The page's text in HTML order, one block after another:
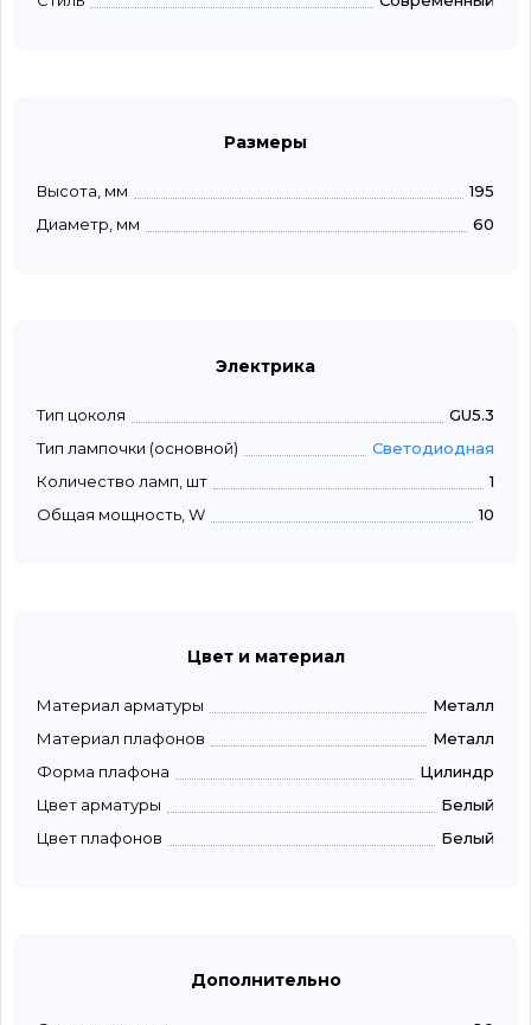
Размеры
Высота, мм
195
Диаметр, мм
60
Электрика
Тип цоколя
GU5.3
Тип лампочки (основной)
Светодиодная
Количество ламп, шт
1
Общая мощность, W
10
Цвет и материал
Материал арматуры
Металл
Материал плафонов
Металл
Форма плафона
Цилиндр
Цвет арматуры
Белый
Цвет плафонов
Белый
Дополнительно